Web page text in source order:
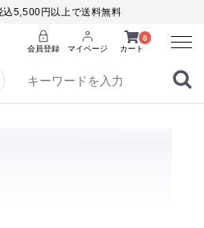
込5,500円以上で送料無料
0
カート
会員登録 マイページ
Menu